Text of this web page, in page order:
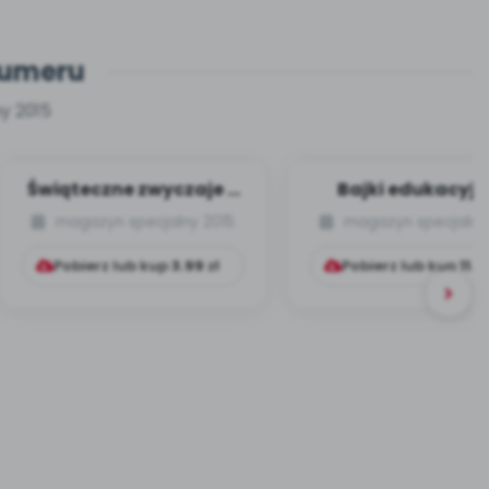
Świąteczne zwyczaje –
(zestaw)...
Pobierz lub kup3.99zł
Bajki
za...
Pobierz lub kup